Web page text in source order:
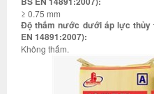
≥ 0.75 mm
Độ thấm nước dưới áp lực thủy
EN 14891:2007):
Không thấm.